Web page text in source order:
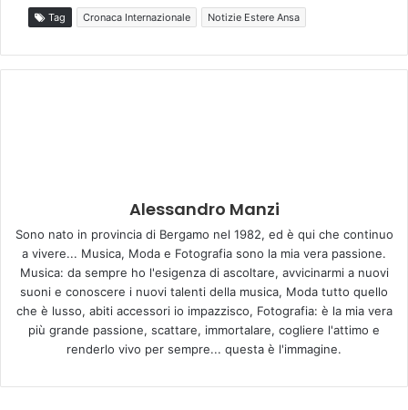
Tag Cronaca Internazionale Notizie Estere Ansa
Alessandro Manzi
Sono nato in provincia di Bergamo nel 1982, ed è qui che continuo
a vivere... Musica, Moda e Fotografia sono la mia vera passione.
Musica: da sempre ho l'esigenza di ascoltare, avvicinarmi a nuovi
suoni e conoscere i nuovi talenti della musica, Moda tutto quello
che è lusso, abiti accessori io impazzisco, Fotografia: è la mia vera
più grande passione, scattare, immortalare, cogliere l'attimo e
renderlo vivo per sempre... questa è l'immagine.